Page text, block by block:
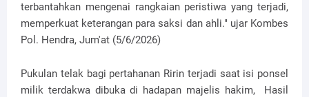
terbantahkan mengenai rangkaian peristiwa yang terjadi,
memperkuat keterangan para saksi dan ahli." ujar Kombes
Pol. Hendra, Jum'at (5/6/2026)
Pukulan telak bagi pertahanan Ririn terjadi saat isi ponsel
milik terdakwa dibuka di hadapan majelis hakim, Hasil